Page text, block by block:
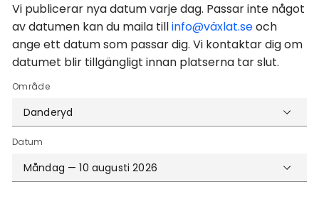
Vi publicerar nya datum varje dag. Passar inte något
av datumen kan du maila tillinfo@växlat.seoch
ange ett datum som passar dig. Vi kontaktar dig om
datumet blir tillgängligt innan platserna tar slut.
Område
Danderyd
Datum
Måndag — 10 augusti 2026